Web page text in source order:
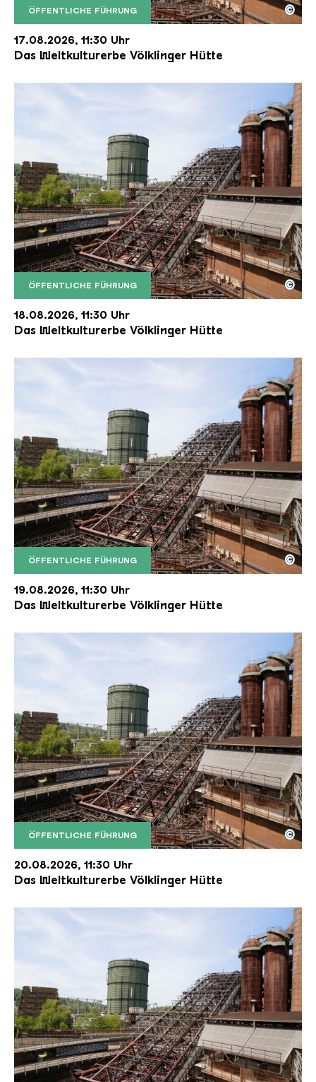
ÖFFENTLICHE FÜHRUNG
Der Erzschrägaufzug der Völklinger Hütte mit
Copyright: Weltkulturerbe Völklinger Hütte | Karl
©
17.08.2026, 11:30 Uhr
Das Weltkulturerbe Völklinger Hütte
ÖFFENTLICHE FÜHRUNG
Der Erzschrägaufzug der Völklinger Hütte mit
Copyright: Weltkulturerbe Völklinger Hütte | Karl
©
18.08.2026, 11:30 Uhr
Das Weltkulturerbe Völklinger Hütte
ÖFFENTLICHE FÜHRUNG
Der Erzschrägaufzug der Völklinger Hütte mit
Copyright: Weltkulturerbe Völklinger Hütte | Karl
©
19.08.2026, 11:30 Uhr
Das Weltkulturerbe Völklinger Hütte
ÖFFENTLICHE FÜHRUNG
Der Erzschrägaufzug der Völklinger Hütte mit
Copyright: Weltkulturerbe Völklinger Hütte | Karl
©
20.08.2026, 11:30 Uhr
Das Weltkulturerbe Völklinger Hütte